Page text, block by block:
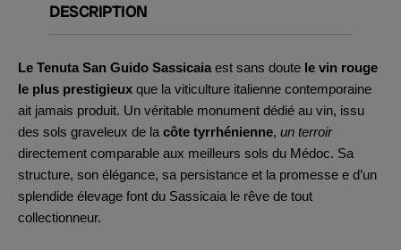
DESCRIPTION
Le Tenuta San Guido Sassicaia est sans doute le vin rouge
le plus prestigieux que la viticulture italienne contemporaine
ait jamais produit. Un véritable monument dédié au vin, issu
des sols graveleux de la côte tyrrhénienne, un terroir
directement comparable aux meilleurs sols du Médoc. Sa
structure, son élégance, sa persistance et la promesse e d’un
splendide élevage font du Sassicaia le rêve de tout
collectionneur.